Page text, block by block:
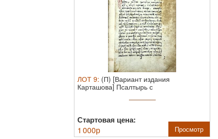
ЛОТ 9: (П) [Вариант издания
Карташова] Псалтырь с
Стартовая цена:
1 000р Просмотр